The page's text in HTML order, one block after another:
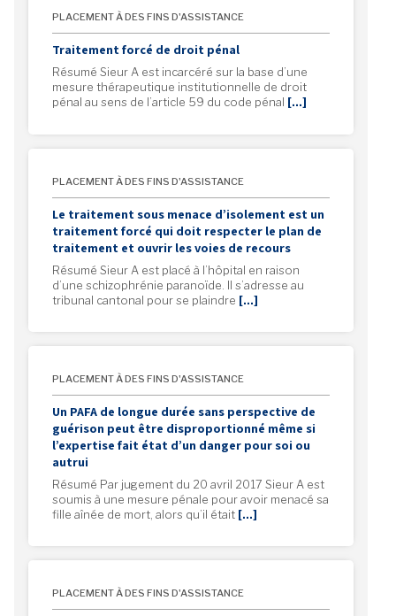
PLACEMENT À DES FINS D'ASSISTANCE
Traitement forcé de droit pénal
Résumé Sieur A est incarcéré sur la base d’une
mesure thérapeutique institutionnelle de droit
pénal au sens de l’article 59 du code pénal
[…]
PLACEMENT À DES FINS D'ASSISTANCE
Le traitement sous menace d’isolement est un
traitement forcé qui doit respecter le plan de
traitement et ouvrir les voies de recours
Résumé Sieur A est placé à l’hôpital en raison
d’une schizophrénie paranoïde. Il s’adresse au
tribunal cantonal pour se plaindre […]
PLACEMENT À DES FINS D'ASSISTANCE
Un PAFA de longue durée sans perspective de
guérison peut être disproportionné même si
l’expertise fait état d’un danger pour soi ou
autrui
Résumé Par jugement du 20 avril 2017 Sieur A est
soumis à une mesure pénale pour avoir menacé sa
fille aînée de mort, alors qu’il était […]
PLACEMENT À DES FINS D'ASSISTANCE